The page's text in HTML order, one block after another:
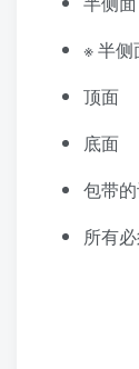
※ 半侧
顶面
底面
包带
所有